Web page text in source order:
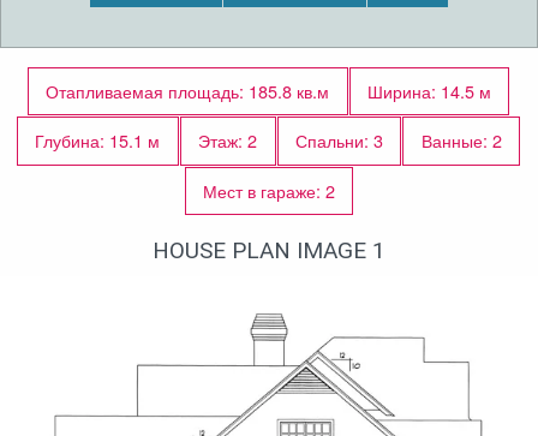
Отапливаемая площадь: 185.8 кв.м
Ширина: 14.5 м
Глубина: 15.1 м
Этаж: 2 Спальни: 3
Ванные: 2
Мест в гараже: 2
HOUSE PLAN IMAGE 1